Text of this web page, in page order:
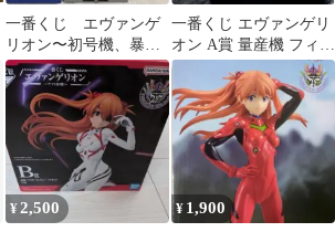
一番くじ エヴァンゲ
リオン〜初号機、暴
走！〜『D賞 渚カヲ
ル フィギュア』
一番くじ エヴァンゲリ
オン A賞 量産機 フィギ
ュア
¥2,500 ¥ 1,900